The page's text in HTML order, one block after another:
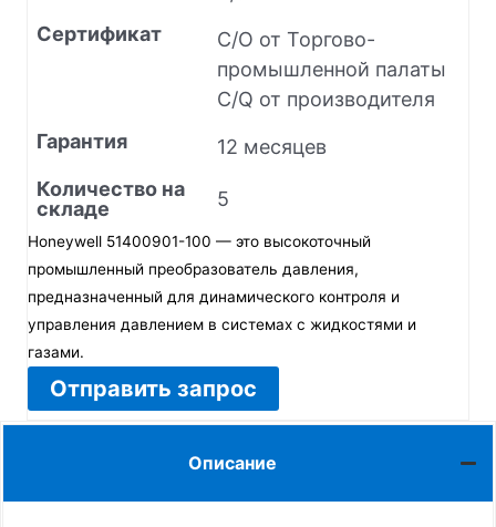
Сертификат
C/O от Торгово-
промышленной палаты
C/Q от производителя
Гарантия
12 месяцев
Количество на
складе
5
Honeywell 51400901-100 — это высокоточный
промышленный преобразователь давления,
предназначенный для динамического контроля и
управления давлением в системах с жидкостями и
газами.
Отправить запрос
Описание